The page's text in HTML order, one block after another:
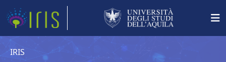
IRIS